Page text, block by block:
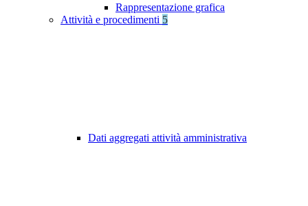
Rappresentazione grafica
Attività e procedimenti 5
Dati aggregati attività amministrativa